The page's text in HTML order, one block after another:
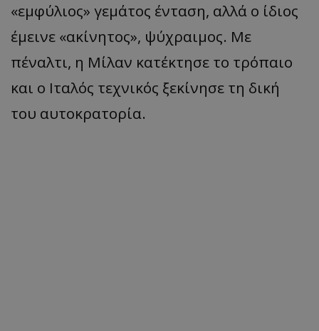
«εμφύλιος» γεμάτος ένταση, αλλά ο ίδιος
έμεινε «ακίνητος», ψύχραιμος. Με
πέναλτι, η Μίλαν κατέκτησε το τρόπαιο
και ο Ιταλός τεχνικός ξεκίνησε τη δική
του αυτοκρατορία.